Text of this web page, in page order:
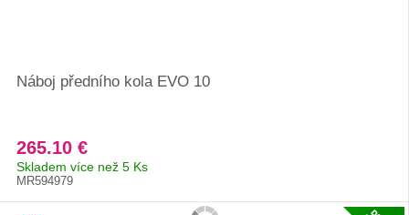
Náboj předního kola EVO 10
265.10 €
Skladem více než 5 Ks
MR594979